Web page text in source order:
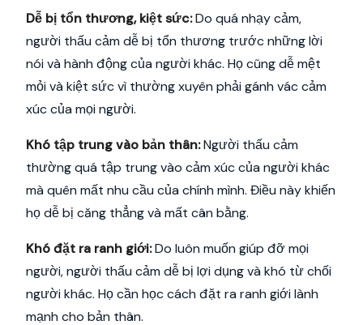
Dễ bị tổn thương, kiệt sức:Do quá nhạy cảm,
người thấu cảm dễ bị tổn thương trước những lời
nói và hành động của người khác. Họ cũng dễ mệt
mỏi và kiệt sức vì thường xuyên phải gánh vác cảm
xúc của mọi người.
Khó tập trung vào bản thân:Người thấu cảm
thường quá tập trung vào cảm xúc của người khác
mà quên mất nhu cầu của chính mình. Điều này khiến
họ dễ bị căng thẳng và mất cân bằng.
Khó đặt ra ranh giới:Do luôn muốn giúp đỡ mọi
người, người thấu cảm dễ bị lợi dụng và khó từ chối
người khác. Họ cần học cách đặt ra ranh giới lành
mạnh cho bản thân.